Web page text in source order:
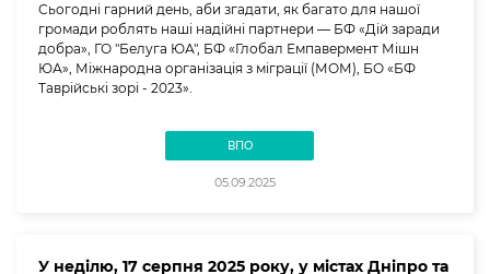
Сьогодні гарний день, аби згадати, як багато для нашої
громади роблять наші надійні партнери — БФ «Дій заради
добра», ГО "Белуга ЮА", БФ «Глобал Емпавермент Мішн
ЮА», Міжнародна організація з міграції (МОМ), БО «БФ
Таврійські зорі - 2023».
ВПО
05.09.2025
У неділю, 17 серпня 2025 року, у містах Дніпро та